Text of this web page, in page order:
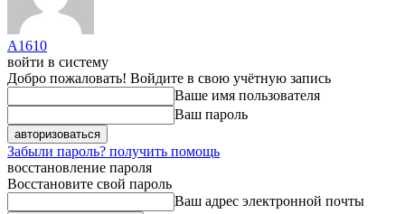
A1610
войти в систему
Добро пожаловать! Войдите в свою учётную запись
Ваше имя пользователя
Ваш пароль
Забыли пароль? получить помощь
восстановление пароля
Восстановите свой пароль
Ваш адрес электронной почты